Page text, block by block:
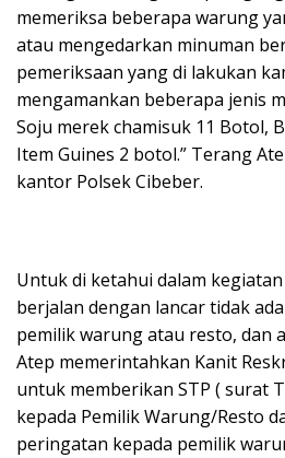
memeriksa beberapa warung
atau mengedarkan minuman
pemeriksaan yang di lakukan
mengamankan beberapa jenis
Soju merek chamisuk 11 Botol,
Item Guines 2 botol.” Terang
kantor Polsek Cibeber.
Untuk di ketahui dalam
berjalan dengan lancar tidak
pemilik warung atau resto, dan
Atep memerintahkan Kanit
untuk memberikan STP ( surat
kepada Pemilik Warung/Resto
peringatan kepada pemilik